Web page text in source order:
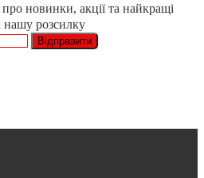
новинки, акції та найкращі
нашу розсилку
Відправити